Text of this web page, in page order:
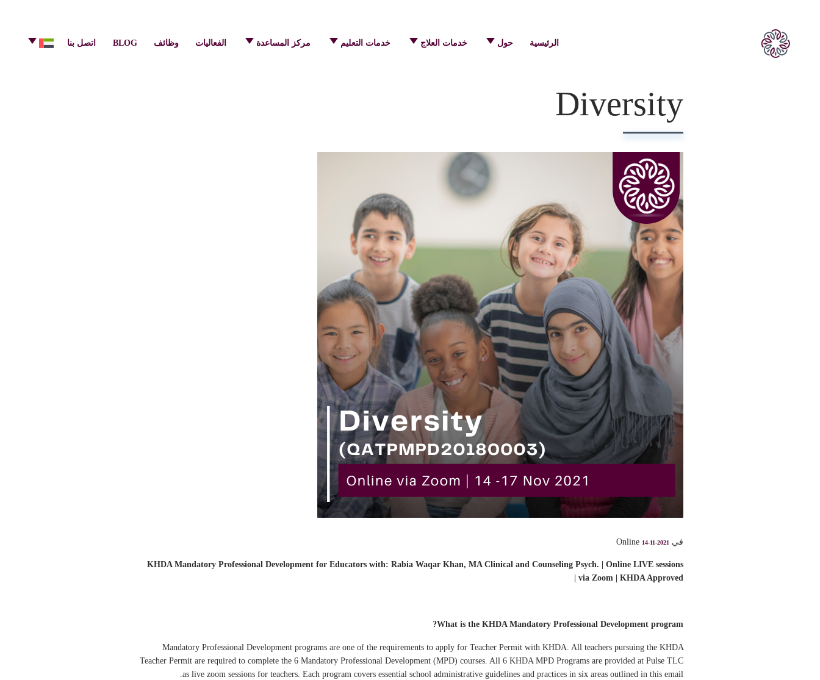
الرئيسية حول خدمات العلاج خدمات التعليم مركز المساعدة الفعاليات وظائف BLOG اتصل بنا
Diversity
في Online14-11-2021
KHDA Mandatory Professional Development for Educators with: Rabia Waqar Khan, MA Clinical and Counseling Psych. | Online LIVE sessions
via Zoom | KHDA Approved |
What is the KHDA Mandatory Professional Development program?
Mandatory Professional Development programs are one of the requirements to apply for Teacher Permit with KHDA. All teachers pursuing the KHDA
Teacher Permit are required to complete the 6 Mandatory Professional Development (MPD) courses. All 6 KHDA MPD Programs are provided at Pulse TLC
as live zoom sessions for teachers. Each program covers essential school administrative guidelines and practices in six areas outlined in this email.